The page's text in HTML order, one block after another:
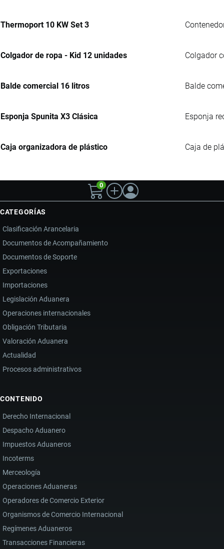
Thermoport 10 KW Set 3
Colgador de ropa - Kid 12 unidades Colgador
Balde comercial 16 litros Balde
Esponja Spunita X3 Clásica Esponja
Caja organizadora de plástico Caja de
0
CATEGORÍAS
Clasificación Arancelaria
Documentos de Acompañamiento
Documentos de Soporte
Exportaciones
Importaciones
Legislación Aduanera
Operaciones internacionales
Obligación Tributaria
Valoración Aduanera
Actualidad
Procesos administrativos
CONTENIDO
Derecho Internacional
Despacho Aduanero
Impuestos Aduaneros
Incoterms
Merceología
Operaciones Aduaneras
Operadores de Comercio Exterior
Organismos de Comercio Internacional
Regímenes Aduaneros
Transacciones Financieras